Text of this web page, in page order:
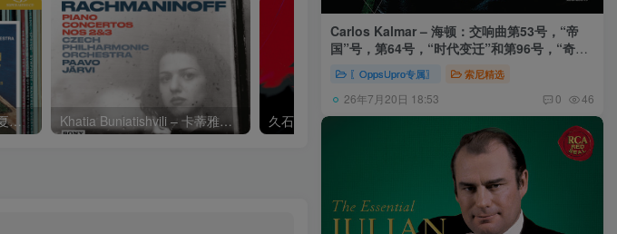
Fritz Reiner – 莱纳／德沃夏克：第九交响曲 Khatia Buniatishvili – 卡蒂雅拉赫玛尼诺夫：第二、三钢琴协奏曲 久石让,Music Future Band – 久石让指挥极简音乐 – 音乐未来 VI (2.8MHz DSD)
Carlos Kalmar – 海顿：交响曲第53号，“帝
国”号，第64号，“时代变迁”和第96号，“奇迹”
号 (俄勒冈交响乐团，卡尔玛)
〖OppsUpro专属〗 索尼精选
26年7月20日 18:53 0 46